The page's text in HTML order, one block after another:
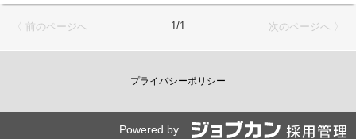
＜クライアントは大和ハウスグループ全体＞
名の
出資は大和ハウス本体になりますが、売上好調かつDX推進の優先
潤沢なリソースのもと、最上流から変革を進めていくことが可能
また、働く時間に制限もなく、月160時間の勤務で、午前５時～２
２時までの間であれば、自由な時間に働いていただけます。業務
を途中で中断したり、働く時間を調整できるので、家事、育児、
介護などとの両立も可能です。社員が仕事をしやすい環境を整え
・SPA（Single Page Application）を中心としたWebアプリケーシ
〈 前のページへ 1/1 次のページへ 〉
プライバシーポリシー
Powered by